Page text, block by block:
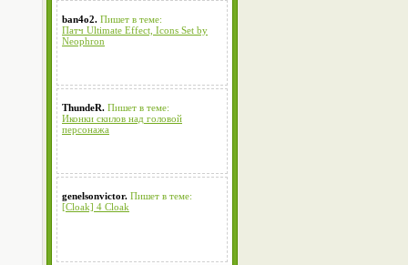
ban4o2. Пишет в теме:
Патч Ultimate Effect, Icons Set by
Neophron
ThundeR. Пишет в теме:
Иконки скилов над головой
персонажа
genelsonvictor. Пишет в теме:
[Cloak] 4 Cloak